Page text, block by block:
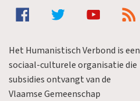
Het Humanistisch Verbond is een
sociaal-culturele organisatie die
subsidies ontvangt van de
Vlaamse Gemeenschap